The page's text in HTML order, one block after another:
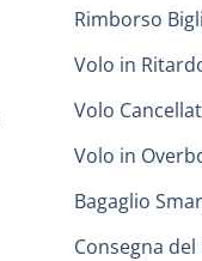
Rimborso
Volo in
Volo
Volo in
Bagaglio
Consegna del